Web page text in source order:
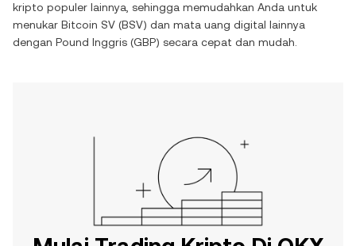
kripto populer lainnya, sehingga memudahkan Anda untuk
menukar Bitcoin SV (BSV) dan mata uang digital lainnya
dengan Pound Inggris (GBP) secara cepat dan mudah.